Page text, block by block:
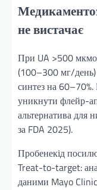
не вистачає
При UA >500
(100–300 мг/день)
синтез на 60–70%.
уникнути флейр-
альтернатива для
за FDA 2025).
Пробенекід
Treat-to-target:
даними Mayo Clinic,